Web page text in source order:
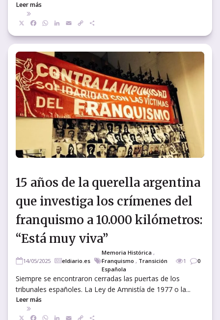
Leer más
Facebook
WhatsApp
LinkedIn
EmailCopy
15 años de la querella argentina
que investiga los crímenes del
franquismo a 10.000 kilómetros:
“Está muy viva”
14/05/2025 eldiario.es
Memoria Histórica ,
Franquismo , Transición
Española
1 0
Siempre se encontraron cerradas las puertas de los
tribunales españoles. La Ley de Amnistía de 1977 o la...
Leer más
Facebook
WhatsApp
LinkedIn
EmailCopy